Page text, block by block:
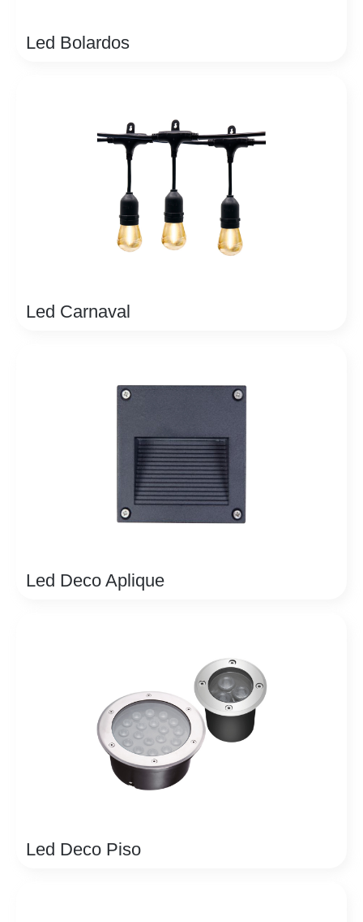
Led Bolardos
Led Carnaval
Led Deco Aplique
Led Deco Piso